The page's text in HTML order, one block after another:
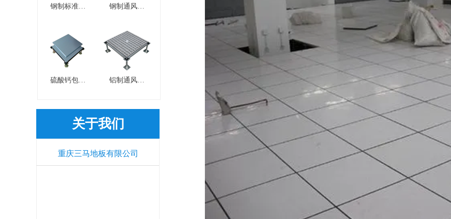
钢制标准型
地板
钢制通风地
硫酸钙包钢
铝制通风地
关于我们
重庆三马地板有限公司